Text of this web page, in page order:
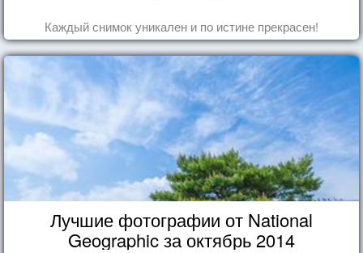
Каждый снимок уникален и по истине прекрасен!
Лучшие фотографии от National
Geographic за октябрь 2014